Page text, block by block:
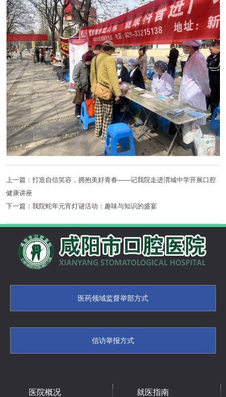
上一篇： 打造自信笑容，拥抱美好青春——记我院走进渭城中学开展口腔
健康讲座
下一篇： 我院蛇年元宵灯谜活动：趣味与知识的盛宴
医药领域监督举部方式
信访举报方式
医院概况 就医指南